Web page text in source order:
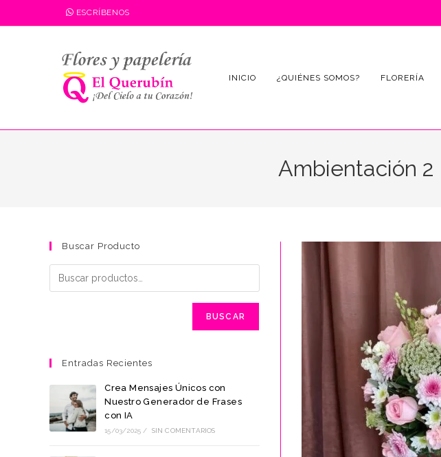
al
ESCRÍBENOS
INICIO ¿QUIÉNES SOMOS? FLORERÍA
Ambientación 2
Buscar Producto
BUSCAR
Entradas Recientes
Crea Mensajes Únicos con
Nuestro Generador de Frases
con IA
15/03/2025 / SIN COMENTARIOS